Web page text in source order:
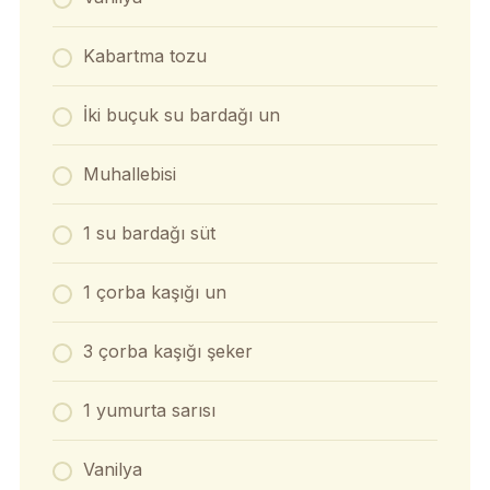
Kabartma tozu
İki buçuk su bardağı un
Muhallebisi
1 su bardağı süt
1 çorba kaşığı un
3 çorba kaşığı şeker
1 yumurta sarısı
Vanilya